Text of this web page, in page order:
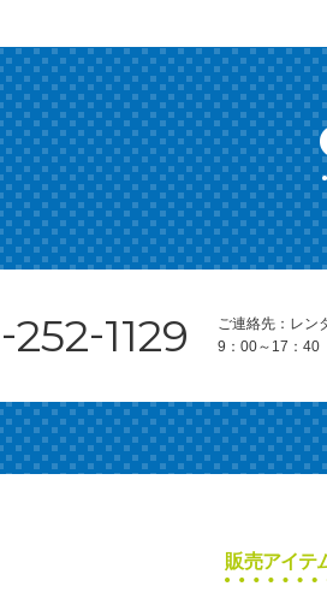
-252-1129
ご連絡先：レン
9：00～17：
販売アイテ